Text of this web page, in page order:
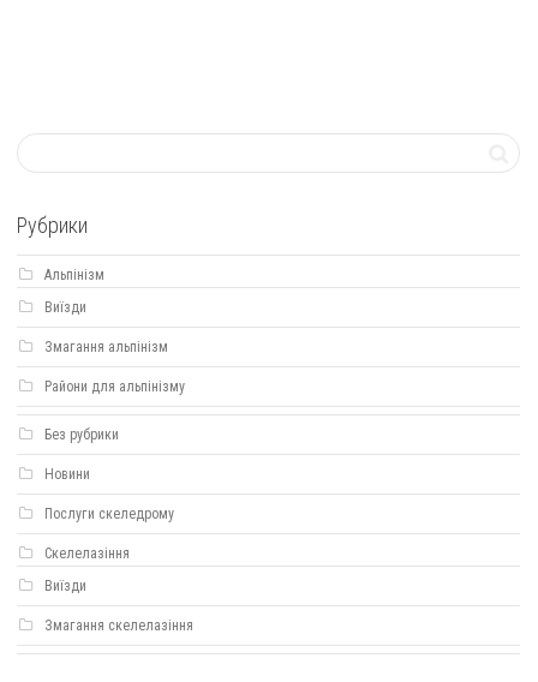
Рубрики
Альпінізм
Виїзди
Змагання альпінізм
Райони для альпінізму
Без рубрики
Новини
Послуги скеледрому
Скелелазіння
Виїзди
Змагання скелелазіння